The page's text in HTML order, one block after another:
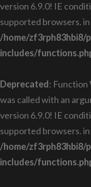
version 6.9.0! IE
supported browsers. in
/home/zf3rph83hbi8/
includes/
Deprecated: Function
was called with an
version 6.9.0! IE
supported browsers. in
/home/zf3rph83hbi8/
includes/